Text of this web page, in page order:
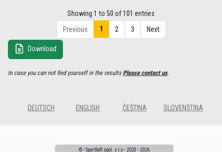
Showing 1 to 50 of 101 entries
Previous
1 2 3 Next
Download
In case you can not find yourself in the results Please contact us.
DEUTSCH ENGLISH ČEŠTINA SLOVENŠTINA
© - SportSoft spol. s r.o - 2023 - 2026